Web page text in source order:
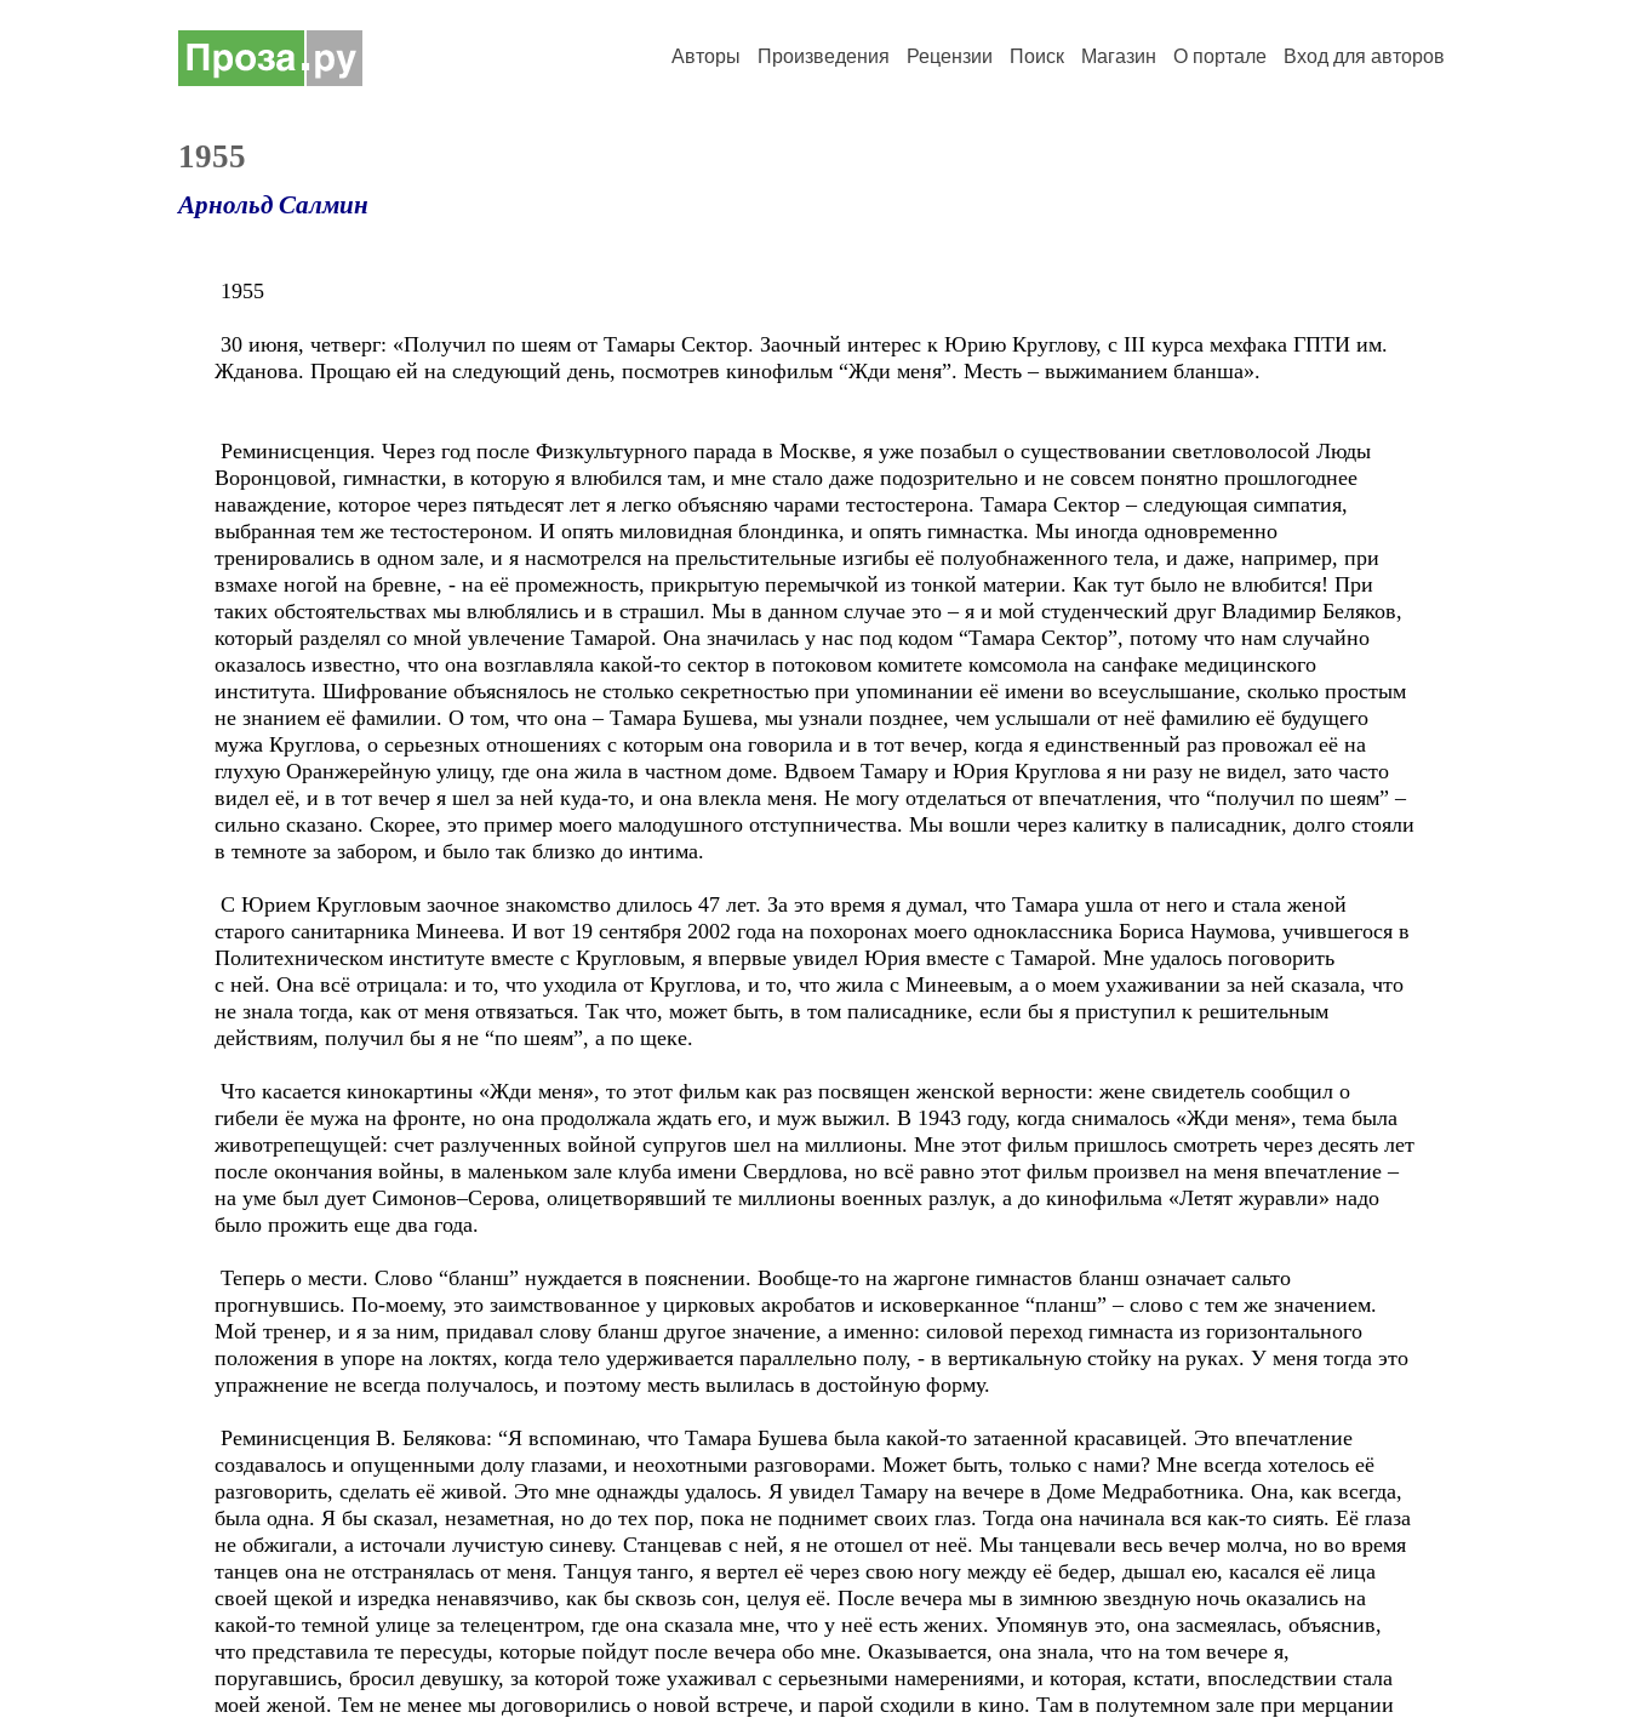
Авторы Произведения Рецензии Поиск Магазин О портале Вход для авторов
1955
Арнольд Салмин
1955
30 июня, четверг: «Получил по шеям от Тамары Сектор. Заочный интерес к Юрию Круглову, с III курса мехфака ГПТИ им.
Жданова. Прощаю ей на следующий день, посмотрев кинофильм “Жди меня”. Месть – выжиманием бланша».
Реминисценция. Через год после Физкультурного парада в Москве, я уже позабыл о существовании светловолосой Люды
Воронцовой, гимнастки, в которую я влюбился там, и мне стало даже подозрительно и не совсем понятно прошлогоднее
наваждение, которое через пятьдесят лет я легко объясняю чарами тестостерона. Тамара Сектор – следующая симпатия,
выбранная тем же тестостероном. И опять миловидная блондинка, и опять гимнастка. Мы иногда одновременно
тренировались в одном зале, и я насмотрелся на прельстительные изгибы её полуобнаженного тела, и даже, например, при
взмахе ногой на бревне, - на её промежность, прикрытую перемычкой из тонкой материи. Как тут было не влюбится! При
таких обстоятельствах мы влюблялись и в страшил. Мы в данном случае это – я и мой студенческий друг Владимир Беляков,
который разделял со мной увлечение Тамарой. Она значилась у нас под кодом “Тамара Сектор”, потому что нам случайно
оказалось известно, что она возглавляла какой-то сектор в потоковом комитете комсомола на санфаке медицинского
института. Шифрование объяснялось не столько секретностью при упоминании её имени во всеуслышание, сколько простым
не знанием её фамилии. О том, что она – Тамара Бушева, мы узнали позднее, чем услышали от неё фамилию её будущего
мужа Круглова, о серьезных отношениях с которым она говорила и в тот вечер, когда я единственный раз провожал её на
глухую Оранжерейную улицу, где она жила в частном доме. Вдвоем Тамару и Юрия Круглова я ни разу не видел, зато часто
видел её, и в тот вечер я шел за ней куда-то, и она влекла меня. Не могу отделаться от впечатления, что “получил по шеям” –
сильно сказано. Скорее, это пример моего малодушного отступничества. Мы вошли через калитку в палисадник, долго стояли
в темноте за забором, и было так близко до интима.
С Юрием Кругловым заочное знакомство длилось 47 лет. За это время я думал, что Тамара ушла от него и стала женой
старого санитарника Минеева. И вот 19 сентября 2002 года на похоронах моего одноклассника Бориса Наумова, учившегося в
Политехническом институте вместе с Кругловым, я впервые увидел Юрия вместе с Тамарой. Мне удалось поговорить
с ней. Она всё отрицала: и то, что уходила от Круглова, и то, что жила с Минеевым, а о моем ухаживании за ней сказала, что
не знала тогда, как от меня отвязаться. Так что, может быть, в том палисаднике, если бы я приступил к решительным
действиям, получил бы я не “по шеям”, а по щеке.
Что касается кинокартины «Жди меня», то этот фильм как раз посвящен женской верности: жене свидетель сообщил о
гибели ёе мужа на фронте, но она продолжала ждать его, и муж выжил. В 1943 году, когда снималось «Жди меня», тема была
животрепещущей: счет разлученных войной супругов шел на миллионы. Мне этот фильм пришлось смотреть через десять лет
после окончания войны, в маленьком зале клуба имени Свердлова, но всё равно этот фильм произвел на меня впечатление –
на уме был дует Симонов–Серова, олицетворявший те миллионы военных разлук, а до кинофильма «Летят журавли» надо
было прожить еще два года.
Теперь о мести. Слово “бланш” нуждается в пояснении. Вообще-то на жаргоне гимнастов бланш означает сальто
прогнувшись. По-моему, это заимствованное у цирковых акробатов и исковерканное “планш” – слово с тем же значением.
Мой тренер, и я за ним, придавал слову бланш другое значение, а именно: силовой переход гимнаста из горизонтального
положения в упоре на локтях, когда тело удерживается параллельно полу, - в вертикальную стойку на руках. У меня тогда это
упражнение не всегда получалось, и поэтому месть вылилась в достойную форму.
Реминисценция В. Белякова: “Я вспоминаю, что Тамара Бушева была какой-то затаенной красавицей. Это впечатление
создавалось и опущенными долу глазами, и неохотными разговорами. Может быть, только с нами? Мне всегда хотелось её
разговорить, сделать её живой. Это мне однажды удалось. Я увидел Тамару на вечере в Доме Медработника. Она, как всегда,
была одна. Я бы сказал, незаметная, но до тех пор, пока не поднимет своих глаз. Тогда она начинала вся как-то сиять. Её глаза
не обжигали, а источали лучистую синеву. Станцевав с ней, я не отошел от неё. Мы танцевали весь вечер молча, но во время
танцев она не отстранялась от меня. Танцуя танго, я вертел её через свою ногу между её бедер, дышал ею, касался её лица
своей щекой и изредка ненавязчиво, как бы сквозь сон, целуя её. После вечера мы в зимнюю звездную ночь оказались на
какой-то темной улице за телецентром, где она сказала мне, что у неё есть жених. Упомянув это, она засмеялась, объяснив,
что представила те пересуды, которые пойдут после вечера обо мне. Оказывается, она знала, что на том вечере я,
поругавшись, бросил девушку, за которой тоже ухаживал с серьезными намерениями, и которая, кстати, впоследствии стала
моей женой. Тем не менее мы договорились о новой встрече, и парой сходили в кино. Там в полутемном зале при мерцании